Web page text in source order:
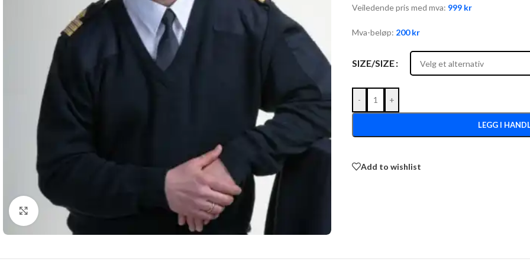
Click to enlarge
Veiledende pris med mva: 999 kr
Mva-beløp: 200kr
SIZE/SIZE
- +
LEGG I
Add to wishlist